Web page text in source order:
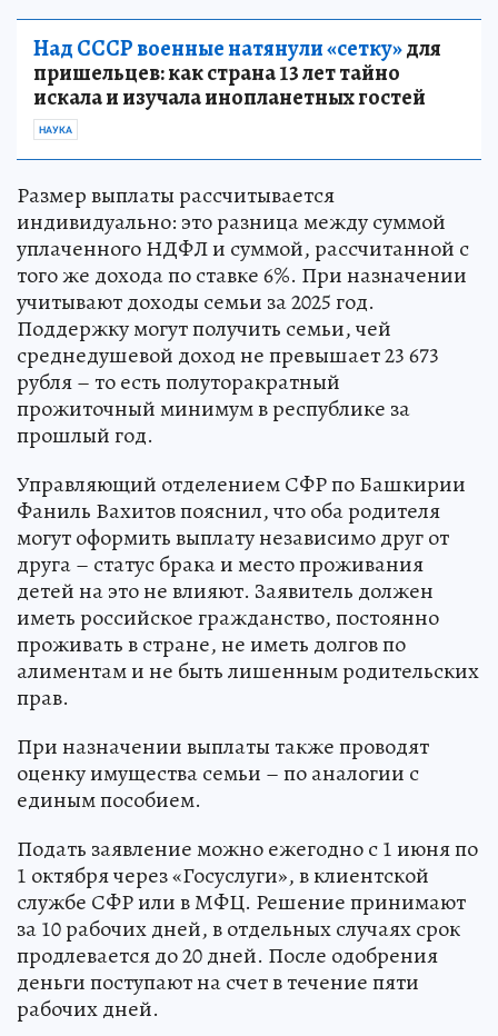
Над СССР военные натянули «сетку»для
пришельцев: как страна 13 лет тайно
искала и изучала инопланетных гостей
НАУКА
Размер выплаты рассчитывается
индивидуально: это разница между суммой
уплаченного НДФЛ и суммой, рассчитанной с
того же дохода по ставке 6%. При назначении
учитывают доходы семьи за 2025 год.
Поддержку могут получить семьи, чей
среднедушевой доход не превышает 23 673
рубля – то есть полуторакратный
прожиточный минимум в республике за
прошлый год.
Управляющий отделением СФР по Башкирии
Фаниль Вахитов пояснил, что оба родителя
могут оформить выплату независимо друг от
друга – статус брака и место проживания
детей на это не влияют. Заявитель должен
иметь российское гражданство, постоянно
проживать в стране, не иметь долгов по
алиментам и не быть лишенным родительских
прав.
При назначении выплаты также проводят
оценку имущества семьи – по аналогии с
единым пособием.
Подать заявление можно ежегодно с 1 июня по
1 октября через «Госуслуги», в клиентской
службе СФР или в МФЦ. Решение принимают
за 10 рабочих дней, в отдельных случаях срок
продлевается до 20 дней. После одобрения
деньги поступают на счет в течение пяти
рабочих дней.